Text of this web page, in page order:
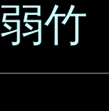
弱竹